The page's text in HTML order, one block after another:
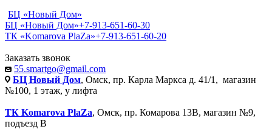
БЦ «Новый Дом»
БЦ «Новый Дом»+7-913-651-60-30
ТК «Komarova PlaZa»+7-913-651-60-20
Заказать звонок
55.smartgo@gmail.com
БЦ Новый Дом, Омск, пр. Карла Маркса д. 41/1, магазин
№100, 1 этаж, у лифта
ТК Komarova PlaZa, Омск, пр. Комарова 13В, магазин №9,
подъезд В